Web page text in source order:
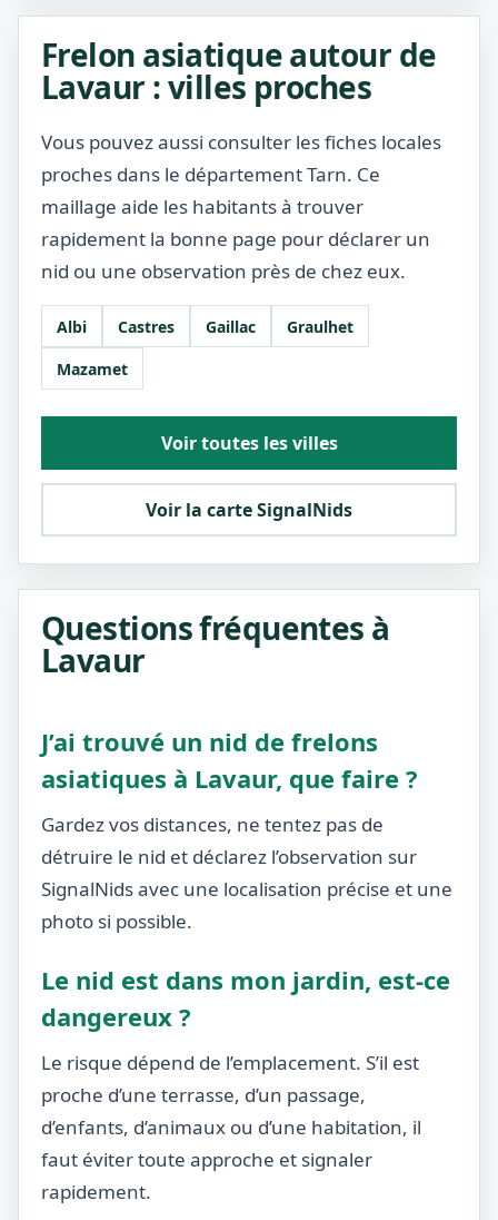
Frelon asiatique autour de
Lavaur : villes proches
Vous pouvez aussi consulter les fiches locales
proches dans le département Tarn. Ce
maillage aide les habitants à trouver
rapidement la bonne page pour déclarer un
nid ou une observation près de chez eux.
Albi Castres Gaillac
Graulhet
Mazamet
Voir toutes les villes
Voir la carte SignalNids
Questions fréquentes à
Lavaur
J’ai trouvé un nid de frelons
asiatiques à Lavaur, que faire ?
Gardez vos distances, ne tentez pas de
détruire le nid et déclarez l’observation sur
SignalNids avec une localisation précise et une
photo si possible.
Le nid est dans mon jardin, est-ce
dangereux ?
Le risque dépend de l’emplacement. S’il est
proche d’une terrasse, d’un passage,
d’enfants, d’animaux ou d’une habitation, il
faut éviter toute approche et signaler
rapidement.